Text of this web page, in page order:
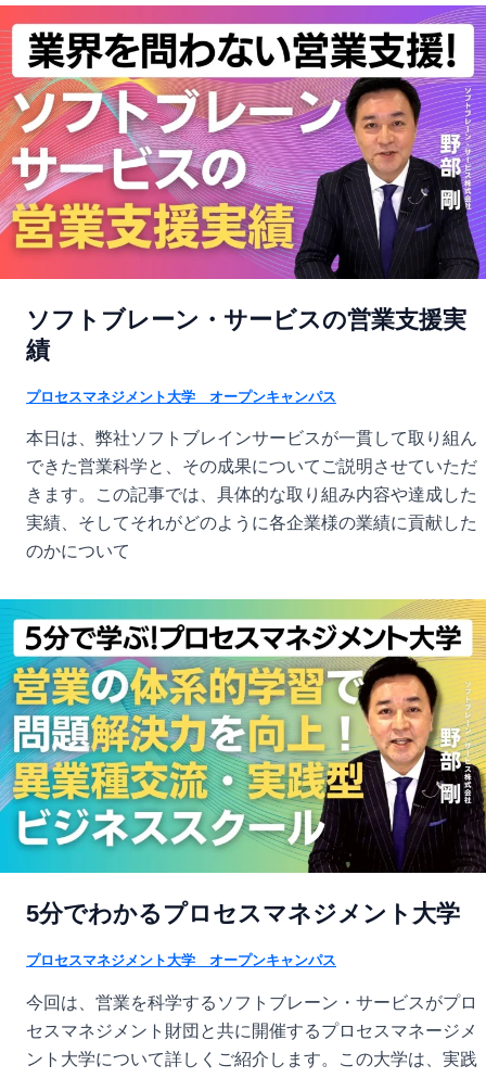
ソフトブレーン・サービスの営業支援実
績
プロセスマネジメント大学 オープンキャンパス
本日は、弊社ソフトブレインサービスが一貫して取り組ん
できた営業科学と、その成果についてご説明させていただ
きます。この記事では、具体的な取り組み内容や達成した
実績、そしてそれがどのように各企業様の業績に貢献した
のかについて
5分でわかるプロセスマネジメント大学
プロセスマネジメント大学 オープンキャンパス
今回は、営業を科学するソフトブレーン・サービスがプロ
セスマネジメント財団と共に開催するプロセスマネージメ
ント大学について詳しくご紹介します。この大学は、実践